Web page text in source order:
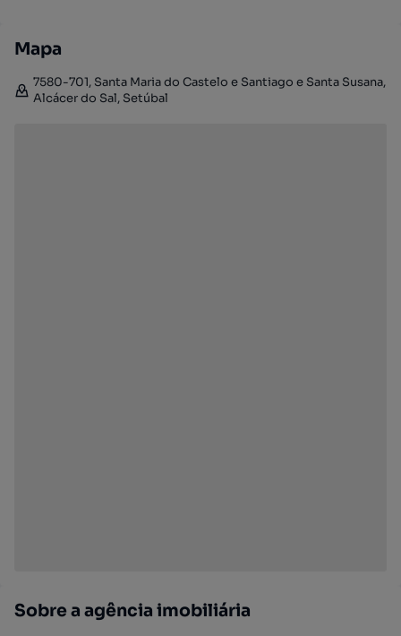
Mapa
7580-701, Santa Maria do Castelo e Santiago e Santa Susana,
Alcácer do Sal, Setúbal
Sobre a agência imobiliária